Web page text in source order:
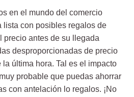
en el mundo del comercio
lista con posibles regalos de
precio antes de su llegada
desproporcionadas de precio
última hora. Tal es el impacto
probable que puedas ahorrar
con antelación lo regalos. ¡No